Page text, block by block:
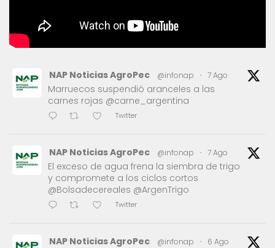
NAP Noticias AgroPec @infonap · 7 Ago
Marruecos suspendió aranceles a las
carnes rojas @carne_argentina
Twitter
NAP Noticias AgroPec @infonap · 7 Ago
El exceso de agua frena la siembra de trigo
y compromete a los ciclos cortos
@Bolsadecereales @ArgenTrigo
Twitter
NAP Noticias AgroPec @infonap · 6 Ago